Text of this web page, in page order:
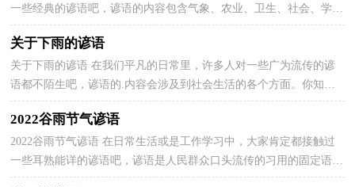
一些经典的谚语吧，谚语的内容包含气象、农业、卫生、社会、学习
等各个方面。广为流传的谚语都有哪些呢？下面是小...
关于下雨的谚语
关于下雨的谚语 在我们平凡的日常里，许多人对一些广为流传的谚
语都不陌生吧，谚语的.内容会涉及到社会生活的各个方面。你知道
民间谚语都有哪些吗？下面是小编为大家收集的关于下...
2022谷雨节气谚语
2022谷雨节气谚语 在日常生活或是工作学习中，大家肯定都接触过
一些耳熟能详的谚语吧，谚语是人民群众口头流传的习用的固定语
句。你还记得哪些民间谚语呢？以下是小编为大家整理...